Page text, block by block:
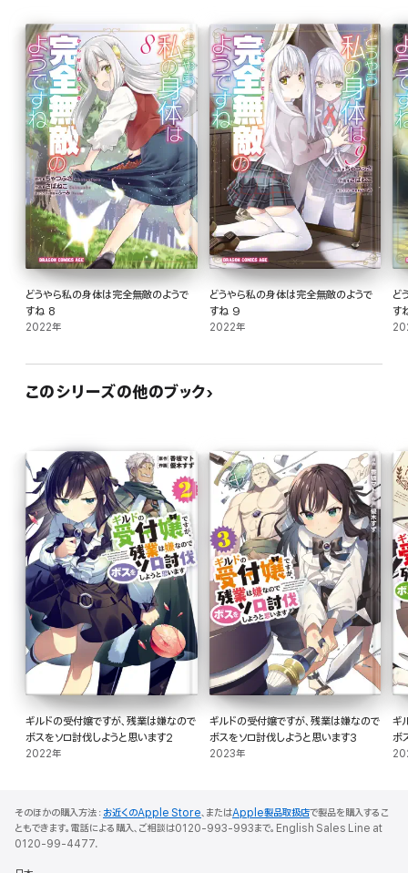
どうやら私の身体は完全無敵のようで
すね 8
2022年
どうやら私の身体は完全無敵のようで
すね 9
2022年
ど
す
このシリーズの他のブック
ギルドの受付嬢ですが、残業は嫌なので
ボスをソロ討伐しようと思います2
2022年
ギルドの受付嬢ですが、残業は嫌なので
ボスをソロ討伐しようと思います3
2023年
ギ
ボ
そのほかの購入方法： お近くのApple Store、またはApple製品取扱店で製品を購入するこ
ともできます。電話による購入、ご相談は0120-993-993まで。English Sales Line at
0120-99-4477.